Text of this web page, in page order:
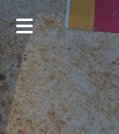
コ
ン
テ
ン
ツ
へ
ス
キ